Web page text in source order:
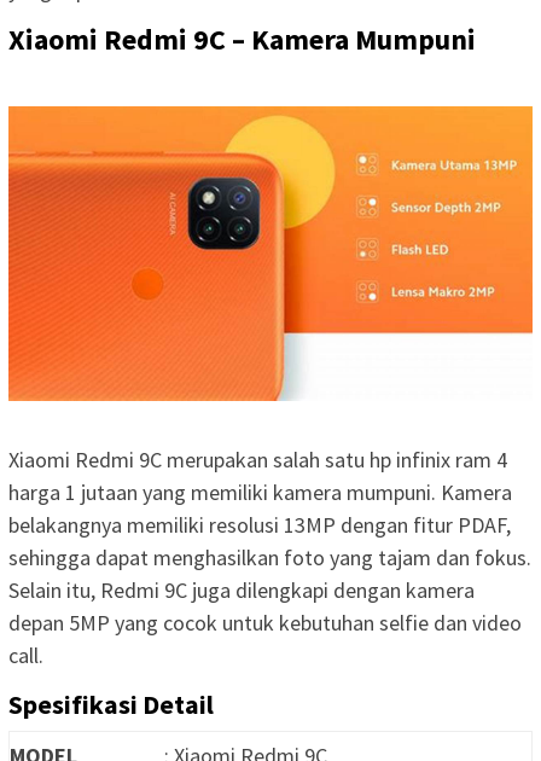
Xiaomi Redmi 9C – Kamera Mumpuni
Xiaomi Redmi 9C merupakan salah satu hp infinix ram 4
harga 1 jutaan yang memiliki kamera mumpuni. Kamera
belakangnya memiliki resolusi 13MP dengan fitur PDAF,
sehingga dapat menghasilkan foto yang tajam dan fokus.
Selain itu, Redmi 9C juga dilengkapi dengan kamera
depan 5MP yang cocok untuk kebutuhan selfie dan video
call.
Spesifikasi Detail